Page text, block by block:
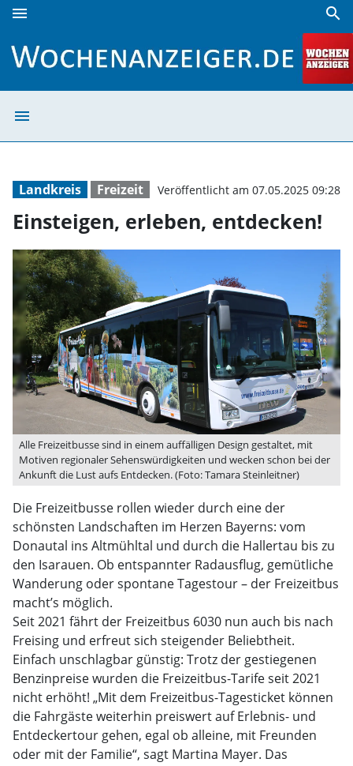
menu search
menu
Landkreis Freizeit Veröffentlicht am 07.05.2025 09:28
Einsteigen, erleben, entdecken!
Alle Freizeitbusse sind in einem auffälligen Design gestaltet, mit
Motiven regionaler Sehenswürdigkeiten und wecken schon bei der
Ankunft die Lust aufs Entdecken. (Foto: Tamara Steinleitner)
Die Freizeitbusse rollen wieder durch eine der
schönsten Landschaften im Herzen Bayerns: vom
Donautal ins Altmühltal und durch die Hallertau bis zu
den Isarauen. Ob entspannter Radausflug, gemütliche
Wanderung oder spontane Tagestour – der Freizeitbus
macht’s möglich.
Seit 2021 fährt der Freizeitbus 6030 nun auch bis nach
Freising und erfreut sich steigender Beliebtheit.
Einfach unschlagbar günstig: Trotz der gestiegenen
Benzinpreise wurden die Freizeitbus-Tarife seit 2021
nicht erhöht! „Mit dem Freizeitbus-Tagesticket können
die Fahrgäste weiterhin preiswert auf Erlebnis- und
Entdeckertour gehen, egal ob alleine, mit Freunden
oder mit der Familie“, sagt Martina Mayer. Das